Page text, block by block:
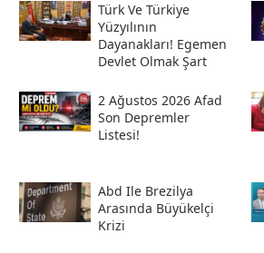
Türk Ve Türkiye
Yüzyılının
Dayanakları! Egemen
Devlet Olmak Şart
2 Ağustos 2026 Afad
Son Depremler
Listesi!
Abd Ile Brezilya
Arasında Büyükelçi
Krizi